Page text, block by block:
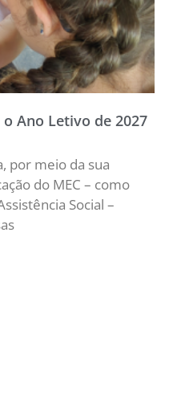
Ano Letivo de 2027
por meio da sua
do MEC – como
Social –